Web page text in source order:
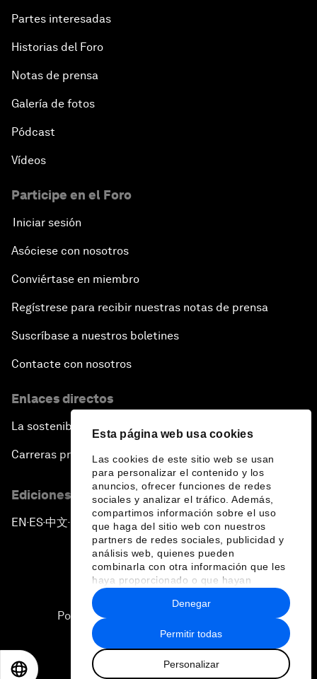
Esta página web usa cookies
Las cookies de este sitio web se usan
para personalizar el contenido y los
anuncios, ofrecer funciones de redes
sociales y analizar el tráfico. Además,
compartimos información sobre el uso
que haga del sitio web con nuestros
partners de redes sociales, publicidad y
análisis web, quienes pueden
combinarla con otra información que les
haya proporcionado o que hayan
recopilado a partir del uso que haya
hecho de sus servicios.
Permitir todas
Personalizar
Denegar
Partes interesadas
Historias del Foro
Notas de prensa
Galería de fotos
Pódcast
Vídeos
Participe en el Foro
Iniciar sesión
Asóciese con nosotros
Conviértase en miembro
Regístrese para recibir nuestras notas de prensa
Suscríbase a nuestros boletines
Contacte con nosotros
Enlaces directos
La sostenibilidad en el Foro
Carreras profesionales
Ediciones en otros idiomas
EN ▪ES▪中文▪ 日本語
Política de privacidad y normas de uso
Sitemap
2026 Foro Económico Mundial